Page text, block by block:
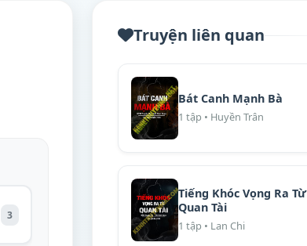
3
Truyện liên quan
Bát Canh Mạnh Bà
1 tập • Huyền Trân
Tiếng Khóc Vọng Ra Từ
Quan Tài
1 tập • Lan Chi